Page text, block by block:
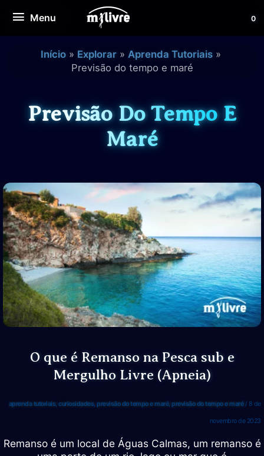
paraMenu
Menu 0
Início Explorar
Aprenda Tutoriais
Previsão do tempo e maré
Previsão Do Tempo E
Maré
O que é Remanso na Pesca sub e
Mergulho Livre (Apneia)
aprenda tutoriais,curiosidades,previsão do tempo e maré,previsão do tempo e maré/ 8 de
novembro de 2023
Remanso é um local de Águas Calmas, um remanso é